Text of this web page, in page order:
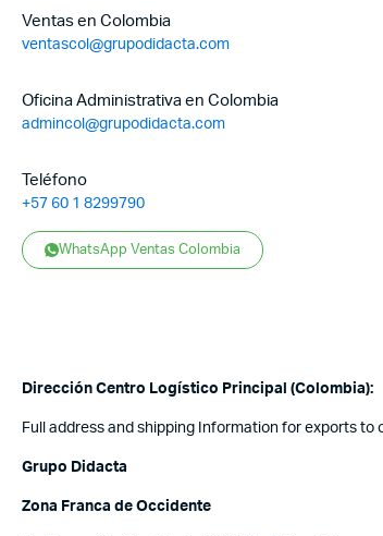
Ventas en Colombia
ventascol@grupodidacta.com
Oficina Administrativa en Colombia
admincol@grupodidacta.com
Teléfono
+57 60 1 8299790
WhatsApp Ventas Colombia
Dirección Centro Logístico Principal (Colombia):
Full address and shipping Information for exports to
Grupo Didacta
Zona Franca de Occidente